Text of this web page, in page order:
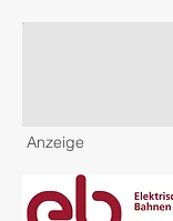
Anzeige